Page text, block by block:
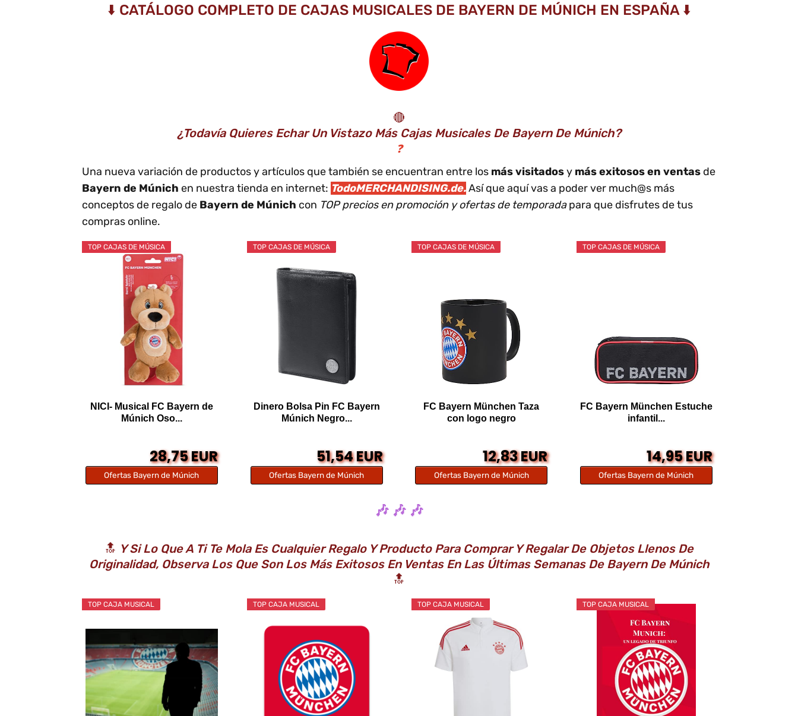
⬇️ CATÁLOGO COMPLETO DE CAJAS MUSICALES DE BAYERN DE MÚNICH EN ESPAÑA ⬇️
🔴
¿Todavía Quieres Echar Un Vistazo Más Cajas Musicales De Bayern De Múnich?
❓
Una nueva variación de productos y artículos que también se encuentran entre los más visitadosy más exitosos en ventas de
Bayern de Múnich en nuestra tienda en internet: TodoMERCHANDISING.de.Así que aquí vas a poder ver much@s más
conceptos de regalo de Bayern de Múnich con TOP precios en promoción y ofertas de temporadapara que disfrutes de tus
compras online.
TOP CAJAS DE MÚSICA
NICI- Musical FC Bayern de
Múnich Oso...
28,75 EUR
Ofertas Bayern de Múnich
TOP CAJAS DE MÚSICA
Dinero Bolsa Pin FC Bayern
Múnich Negro...
51,54 EUR
Ofertas Bayern de Múnich
TOP CAJAS DE MÚSICA
FC Bayern München Taza
con logo negro
12,83 EUR
Ofertas Bayern de Múnich
TOP CAJAS DE MÚSICA
FC Bayern München Estuche
infantil...
14,95 EUR
Ofertas Bayern de Múnich
🎶 🎶 🎶
🔝 Y Si Lo Que A Ti Te Mola Es Cualquier Regalo Y Producto Para Comprar Y Regalar De Objetos Llenos De
Originalidad, Observa Los Que Son Los Más Exitosos En Ventas En Las Últimas Semanas De Bayern De Múnich
🔝
TOP CAJA MUSICAL TOP CAJA MUSICAL TOP CAJA MUSICAL TOP CAJA MUSICAL